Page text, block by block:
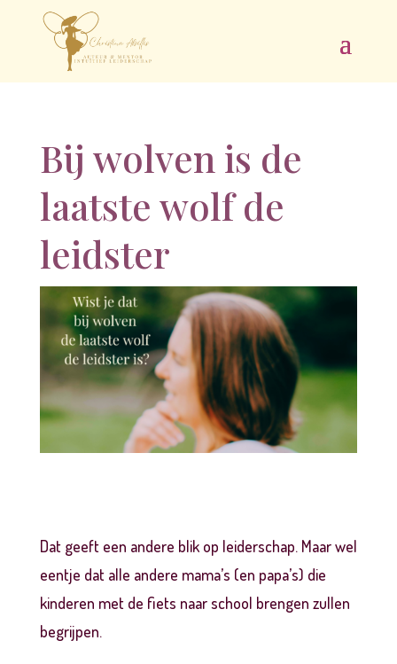
Bij wolven is de
laatste wolf de
leidster
Dat geeft een andere blik op leiderschap. Maar wel
eentje dat alle andere mama’s (en papa’s) die
kinderen met de fiets naar school brengen zullen
begrijpen.